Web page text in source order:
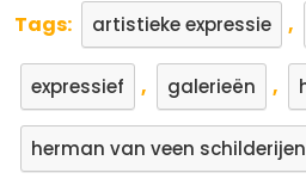
Tags: artistieke expressie ,
expressief , galerieën ,
herman van veen schilderijen